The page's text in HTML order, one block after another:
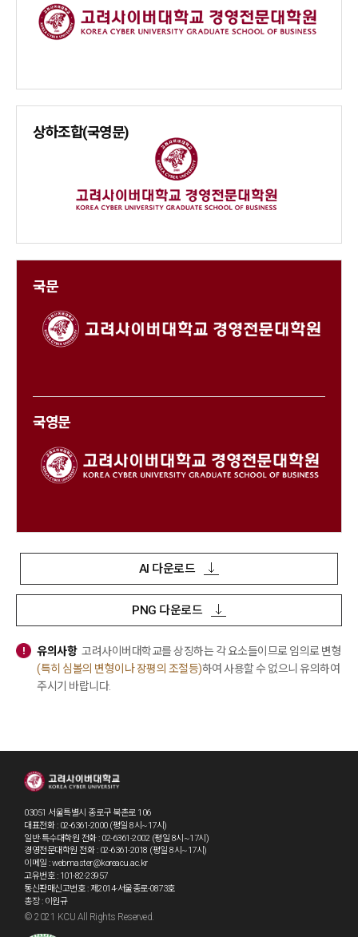
상하조합(국영문)
국문
국영문
AI 다운로드
PNG 다운로드
유의사항 고려사이버대학교를 상징하는 각 요소들이므로 임의로 변형
(특히 심볼의 변형이나 장평의 조절등)하여 사용할 수 없으니 유의하여
주시기 바랍니다.
03051 서울특별시 종로구 북촌로 106
대표전화 : 02-6361-2000 (평일 8시~17시)
일반·특수대학원 전화 : 02-6361-2002 (평일 8시~17시)
경영전문대학원 전화 : 02-6361-2018 (평일 8시~17시)
이메일 : webmaster@koreacu.ac.kr
고유번호 : 101-82-23957
통신판매신고번호 : 제2014-서울종로-0873호
총장 : 이원규
© 2021 KCU All Rights Reserved.